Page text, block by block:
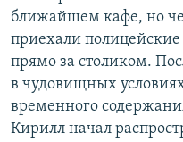
ближайшем кафе, но
приехали
прямо за столиком.
в чудовищных
временного
Кирилл начал